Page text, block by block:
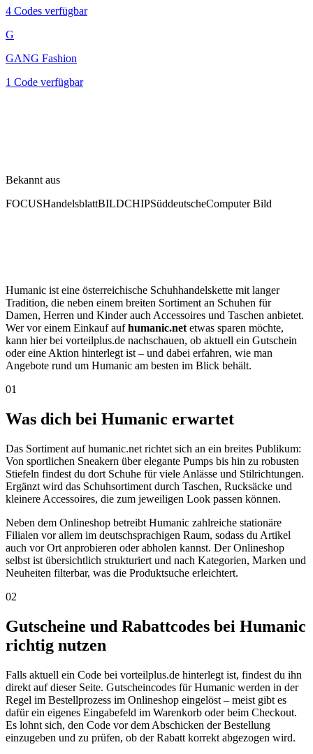
4 Codes verfügbar
G
GANG Fashion
1 Code verfügbar
Bekannt aus
FOCUSHandelsblattBILDCHIPSüddeutscheComputer Bild
Humanic ist eine österreichische Schuhhandelskette mit langer
Tradition, die neben einem breiten Sortiment an Schuhen für
Damen, Herren und Kinder auch Accessoires und Taschen anbietet.
Wer vor einem Einkauf aufhumanic.net etwas sparen möchte,
kann hier bei vorteilplus.de nachschauen, ob aktuell ein Gutschein
oder eine Aktion hinterlegt ist – und dabei erfahren, wie man
Angebote rund um Humanic am besten im Blick behält.
01
Was dich bei Humanic erwartet
Das Sortiment auf humanic.net richtet sich an ein breites Publikum:
Von sportlichen Sneakern über elegante Pumps bis hin zu robusten
Stiefeln findest du dort Schuhe für viele Anlässe und Stilrichtungen.
Ergänzt wird das Schuhsortiment durch Taschen, Rucksäcke und
kleinere Accessoires, die zum jeweiligen Look passen können.
Neben dem Onlineshop betreibt Humanic zahlreiche stationäre
Filialen vor allem im deutschsprachigen Raum, sodass du Artikel
auch vor Ort anprobieren oder abholen kannst. Der Onlineshop
selbst ist übersichtlich strukturiert und nach Kategorien, Marken und
Neuheiten filterbar, was die Produktsuche erleichtert.
02
Gutscheine und Rabattcodes bei Humanic
richtig nutzen
Falls aktuell ein Code bei vorteilplus.de hinterlegt ist, findest du ihn
direkt auf dieser Seite. Gutscheincodes für Humanic werden in der
Regel im Bestellprozess im Onlineshop eingelöst – meist gibt es
dafür ein eigenes Eingabefeld im Warenkorb oder beim Checkout.
Es lohnt sich, den Code vor dem Abschicken der Bestellung
einzugeben und zu prüfen, ob der Rabatt korrekt abgezogen wird.